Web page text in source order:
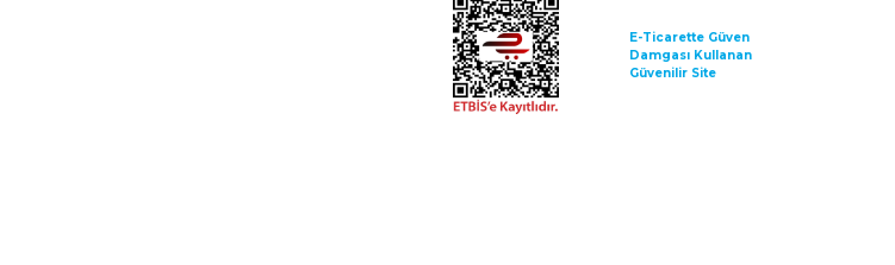
E-Ticarette Güven
Damgası Kullanan
Güvenilir Site